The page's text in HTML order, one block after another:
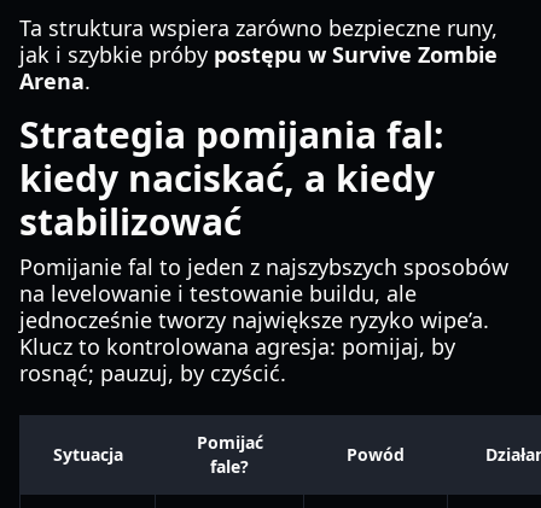
Ta struktura wspiera zarówno bezpieczne runy,
jak i szybkie próby postępu w Survive Zombie
Arena.
Strategia pomijania fal:
kiedy naciskać, a kiedy
stabilizować
Pomijanie fal to jeden z najszybszych sposobów
na levelowanie i testowanie buildu, ale
jednocześnie tworzy największe ryzyko wipe’a.
Klucz to kontrolowana agresja: pomijaj, by
rosnąć; pauzuj, by czyścić.
Sytuacja
Pomijać
fale?
Powód